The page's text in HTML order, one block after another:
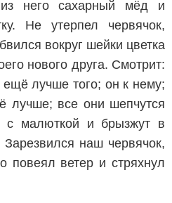
из него сахарный мёд и
Не утерпел червячок,
вокруг шейки цветка
нового друга. Смотрит:
ещё лучше того; он к нему;
лучше; все они шепчутся
с малюткой и брызжут в
наш червячок,
ветер и стряхнул